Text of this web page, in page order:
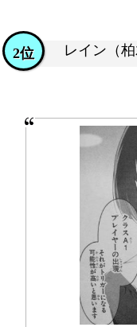
レイン（柏
2位